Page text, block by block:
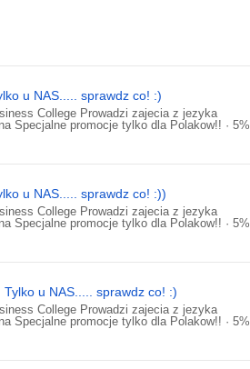
u NAS..... sprawdz co! :)
College Prowadzi zajecia z jezyka
Specjalne promocje tylko dla Polakow!! · 5%
u NAS..... sprawdz co! :))
College Prowadzi zajecia z jezyka
Specjalne promocje tylko dla Polakow!! · 5%
Tylko u NAS..... sprawdz co! :)
College Prowadzi zajecia z jezyka
Specjalne promocje tylko dla Polakow!! · 5%